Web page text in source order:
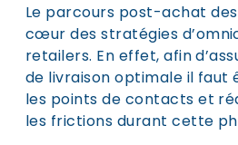
Le parcours post-achat
cœur des stratégies
retailers. En effet, afin
de livraison optimale il
les points de contacts et
les frictions durant cette